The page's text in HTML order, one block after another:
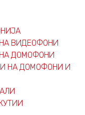
ВИДЕОФОНИ
ДОМОФОНИ
НА ДОМОФОНИ И